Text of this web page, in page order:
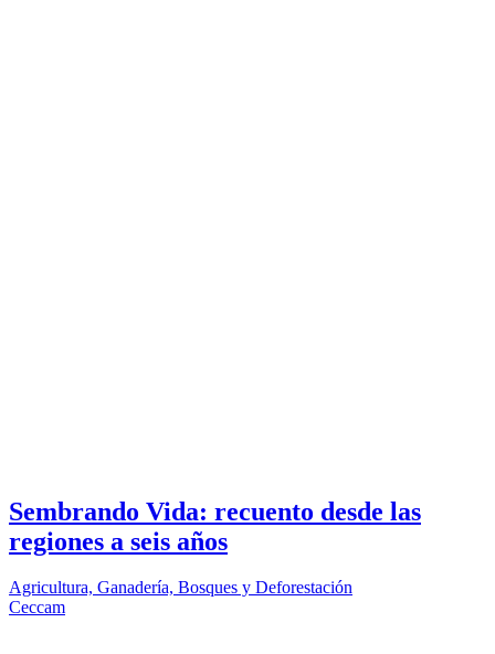
Sembrando Vida: recuento desde las
regiones a seis años
Agricultura, Ganadería, Bosques y Deforestación
Ceccam